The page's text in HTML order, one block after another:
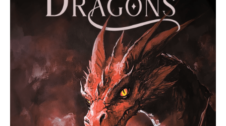
- Animations fantastiques
- 2 à 3 animateurs costumés
SURPRISE FANTASTIQUE
Tarif groupes : réduction de 10% à partir de 5
personnes
Si vous avez choisi l'expérience DRAGON MAGIQUE :
- 1h30 à 2h de jeu (environ)
- Jeu non chronométré
- Enigmes équivalent du niveau magique (Tome 1 :